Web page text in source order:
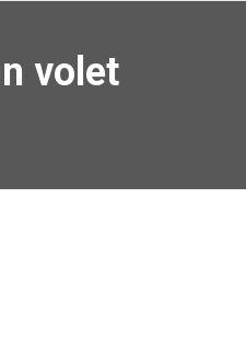
volet